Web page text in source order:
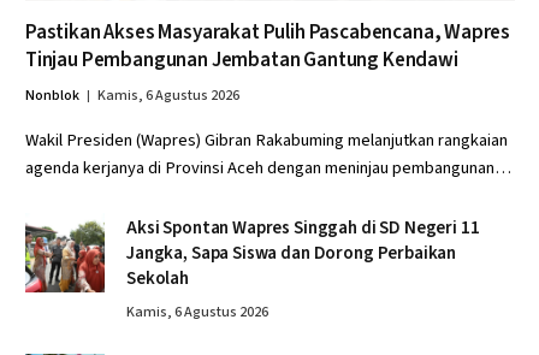
Pastikan Akses Masyarakat Pulih Pascabencana, Wapres
Tinjau Pembangunan Jembatan Gantung Kendawi
Nonblok Kamis, 6 Agustus 2026
Wakil Presiden (Wapres) Gibran Rakabuming melanjutkan rangkaian
agenda kerjanya di Provinsi Aceh dengan meninjau pembangunan…
Aksi Spontan Wapres Singgah di SD Negeri 11
Jangka, Sapa Siswa dan Dorong Perbaikan
Sekolah
Kamis, 6 Agustus 2026